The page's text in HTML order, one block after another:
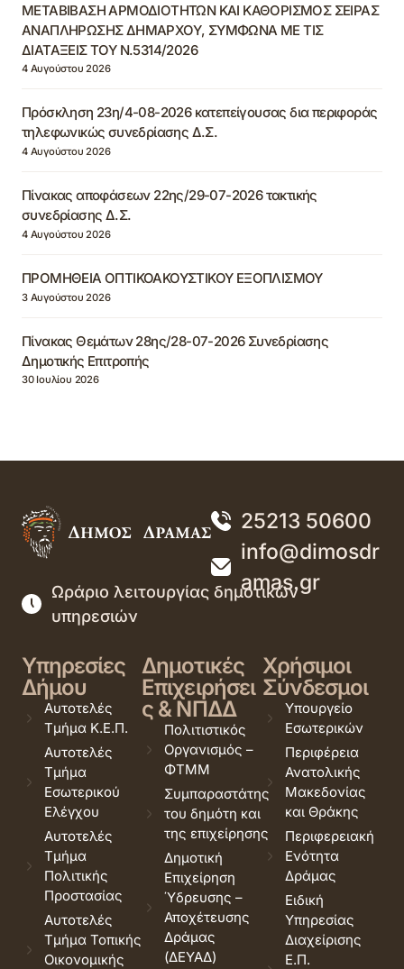
ΜΕΤΑΒΙΒΑΣΗ ΑΡΜΟΔΙΟΤΗΤΩΝ ΚΑΙ ΚΑΘΟΡΙΣΜΟΣ ΣΕΙΡΑΣ
ΑΝΑΠΛΗΡΩΣΗΣ ΔΗΜΑΡΧΟΥ, ΣΥΜΦΩΝΑ ΜΕ ΤΙΣ
ΔΙΑΤΑΞΕΙΣ ΤΟΥ Ν.5314/2026
4 Αυγούστου 2026
Πρόσκληση 23η/4-08-2026 κατεπείγουσας δια περιφοράς
τηλεφωνικώς συνεδρίασης Δ.Σ.
4 Αυγούστου 2026
Πίνακας αποφάσεων 22ης/29-07-2026 τακτικής
συνεδρίασης Δ.Σ.
4 Αυγούστου 2026
ΠΡΟΜΗΘΕΙΑ ΟΠΤΙΚΟΑΚΟΥΣΤΙΚΟΥ ΕΞΟΠΛΙΣΜΟΥ
3 Αυγούστου 2026
Πίνακας Θεμάτων 28ης/28-07-2026 Συνεδρίασης
Δημοτικής Επιτροπής
30 Ιουλίου 2026
25213 50600
info@dimosdr
amas.gr
Ωράριο λειτουργίας δημοτικών
υπηρεσιών
Υπηρεσίες
Δήμου
Αυτοτελές
Τμήμα Κ.Ε.Π.
Αυτοτελές
Τμήμα
Εσωτερικού
Ελέγχου
Αυτοτελές
Τμήμα
Πολιτικής
Προστασίας
Αυτοτελές
Τμήμα Τοπικής
Οικονομικής
Δημοτικές
Επιχειρήσει
ς & ΝΠΔΔ
Πολιτιστικός
Οργανισμός –
ΦΤΜΜ
Συμπαραστάτης
του δημότη και
της επιχείρησης
Δημοτική
Επιχείρηση
Ύδρευσης –
Αποχέτευσης
Δράμας
(ΔΕΥΑΔ)
Χρήσιμοι
Σύνδεσμοι
Υπουργείο
Εσωτερικών
Περιφέρεια
Ανατολικής
Μακεδονίας
και Θράκης
Περιφερειακή
Ενότητα
Δράμας
Ειδική
Υπηρεσίας
Διαχείρισης
Ε.Π.